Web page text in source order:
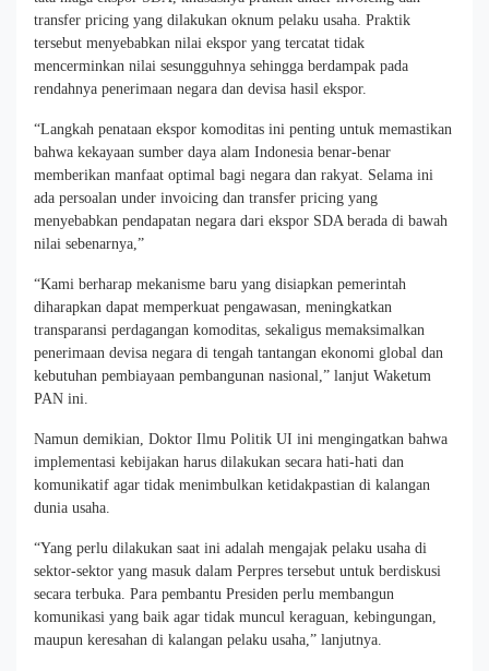
transfer pricing yang dilakukan oknum pelaku usaha. Praktik
tersebut menyebabkan nilai ekspor yang tercatat tidak
mencerminkan nilai sesungguhnya sehingga berdampak pada
rendahnya penerimaan negara dan devisa hasil ekspor.
“Langkah penataan ekspor komoditas ini penting untuk memastikan
bahwa kekayaan sumber daya alam Indonesia benar-benar
memberikan manfaat optimal bagi negara dan rakyat. Selama ini
ada persoalan under invoicing dan transfer pricing yang
menyebabkan pendapatan negara dari ekspor SDA berada di bawah
nilai sebenarnya,”
“Kami berharap mekanisme baru yang disiapkan pemerintah
diharapkan dapat memperkuat pengawasan, meningkatkan
transparansi perdagangan komoditas, sekaligus memaksimalkan
penerimaan devisa negara di tengah tantangan ekonomi global dan
kebutuhan pembiayaan pembangunan nasional,” lanjut Waketum
PAN ini.
Namun demikian, Doktor Ilmu Politik UI ini mengingatkan bahwa
implementasi kebijakan harus dilakukan secara hati-hati dan
komunikatif agar tidak menimbulkan ketidakpastian di kalangan
dunia usaha.
“Yang perlu dilakukan saat ini adalah mengajak pelaku usaha di
sektor-sektor yang masuk dalam Perpres tersebut untuk berdiskusi
secara terbuka. Para pembantu Presiden perlu membangun
komunikasi yang baik agar tidak muncul keraguan, kebingungan,
maupun keresahan di kalangan pelaku usaha,” lanjutnya.